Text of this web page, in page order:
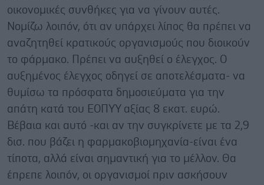
οικονομικές συνθήκες για να γίνουν αυτές.
Νομίζω λοιπόν, ότι αν υπάρχει λίπος θα πρέπει να
αναζητηθεί κρατικούς οργανισμούς που διοικούν
το φάρμακο. Πρέπει να αυξηθεί ο έλεγχος. Ο
αυξημένος έλεγχος οδηγεί σε αποτελέσματα- να
θυμίσω τα πρόσφατα δημοσιεύματα για την
απάτη κατά του ΕΟΠΥΥ αξίας 8 εκατ. ευρώ.
Βέβαια και αυτό -και αν την συγκρίνετε με τα 2,9
δισ. που βάζει η φαρμακοβιομηχανία-είναι ένα
τίποτα, αλλά είναι σημαντική για το μέλλον. Θα
έπρεπε λοιπόν, οι οργανισμοί πριν ασκήσουν